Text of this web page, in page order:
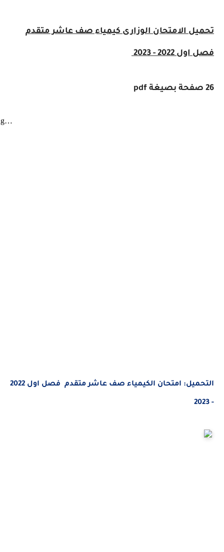
الامتحان الوزارى كيمياءصف عاشر متقدم
- 2023
امتحان الكيمياء ص ف عاشر متقدم فصل اول 2022